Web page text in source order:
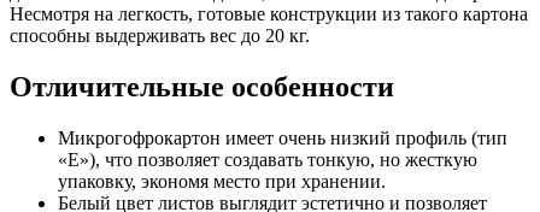
Несмотря на легкость, готовые конструкции из такого картона
способны выдерживать вес до 20 кг.
Отличительные особенности
Микрогофрокартон имеет очень низкий профиль (тип
«E»), что позволяет создавать тонкую, но жесткую
упаковку, экономя место при хранении.
Белый цвет листов выглядит эстетично и позволяет